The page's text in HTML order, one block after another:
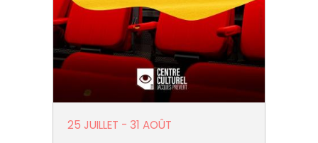
25 JUILLET - 31 AOÛT